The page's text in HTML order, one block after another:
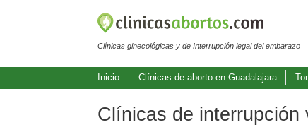
Clínicas ginecológicas y de Interrupción legal del embarazo
Inicio Clínicas de aborto en Guadalajara
Clínicas de interrupción